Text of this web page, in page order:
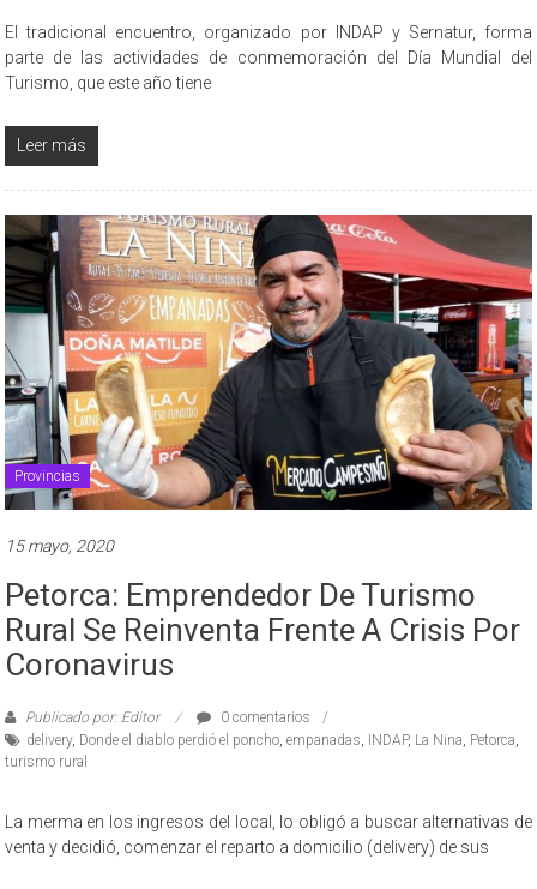
El tradicional encuentro, organizado por INDAP y Sernatur, forma
parte de las actividades de conmemoración del Día Mundial del
Turismo, que este año tiene
Leer más
Provincias
15 mayo, 2020
Petorca: Emprendedor De Turismo
Rural Se Reinventa Frente A Crisis Por
Coronavirus
Publicado por: Editor
0 comentarios
delivery, Donde el diablo perdió el poncho ,empanadas INDAP, La Nina Petorca
turismo rural
La merma en los ingresos del local, lo obligó a buscar alternativas de
venta y decidió, comenzar el reparto a domicilio (delivery) de sus